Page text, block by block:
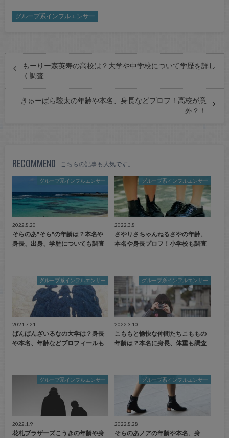
グループ系インフルエンサー
もーりー森英寿の高校は？大学や中学校について学歴を詳し
く調査
きゅーぱら駿太の年齢や本名、身長などプロフ！高校が意
外？！
RECOMMEND こちらの記事も人気です。
グループ系インフルエンサー
2022.8.20
そらのあ"そら"の年齢は？本名や
身長、出身、学歴についても調査
グループ系インフルエンサー
2022.3.8
さやりさちゃんねるさやの年齢、
本名や身長プロフ！小学校も調査
グループ系インフルエンサー
2021.7.21
ばんばんざいるなの大学は？身長
や本名、年齢などプロフィールも
グループ系インフルエンサー
2022.3.10
こももと愉快な仲間たちこももの
年齢は？本名に身長、体重も調査
グループ系インフルエンサー
2022.1.9
花札ブラザーズこうきの年齢や身
グループ系インフルエンサー
2022.8.28
そらのあノアの年齢や本名、身